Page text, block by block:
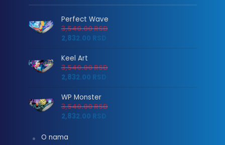
Perfect Wave
3,540.00RSD
2,832.00 RSD
Keel Art
3,540.00RSD
2,832.00 RSD
WP Monster
3,540.00RSD
2,832.00 RSD
O nama